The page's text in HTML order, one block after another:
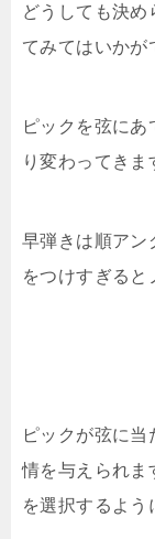
どうしても決め
てみてはいかが
ピックを弦に
り変わってきま
早弾きは順アン
をつけすぎると
ピックが弦に
情を与えられま
を選択するよう